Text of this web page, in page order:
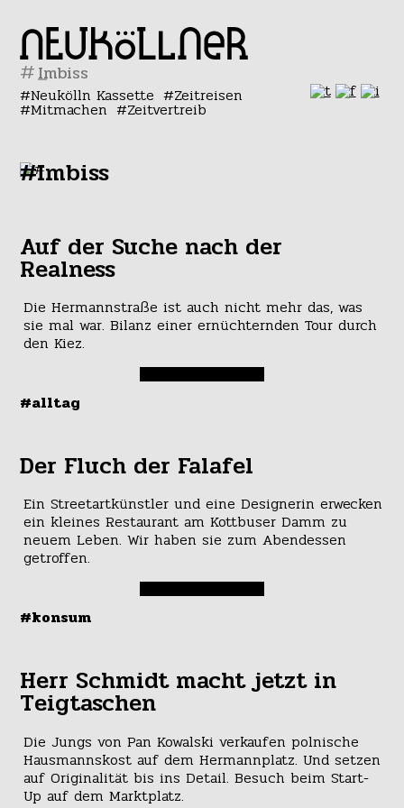
#
Neukölln Kassette Zeitreisen
Mitmachen Zeitvertreib
#Imbiss
Auf der Suche nach der
Realness
Die Hermannstraße ist auch nicht mehr das, was
sie mal war. Bilanz einer ernüchternden Tour durch
den Kiez.
#alltag
Der Fluch der Falafel
Ein Streetartkünstler und eine Designerin erwecken
ein kleines Restaurant am Kottbuser Damm zu
neuem Leben. Wir haben sie zum Abendessen
getroffen.
#konsum
Herr Schmidt macht jetzt in
Teigtaschen
Die Jungs von Pan Kowalski verkaufen polnische
Hausmannskost auf dem Hermannplatz. Und setzen
auf Originalität bis ins Detail. Besuch beim Start-
Up auf dem Marktplatz.